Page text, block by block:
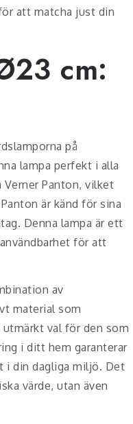
att matcha just din
cm:
på
lampa perfekt i alla
Verner Panton, vilket
är känd för sina
Denna lampa är ett
för att
av
material som
val för den som
i ditt hem garanterar
i din dagliga miljö. Det
värde, utan även